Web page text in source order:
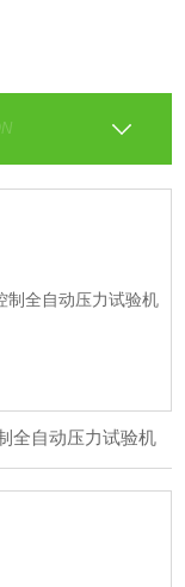
全自动压力试验机